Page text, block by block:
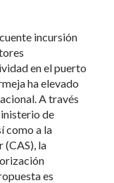
incursión
en el puerto
ha elevado
A través
de
como a la
(CAS), la
es